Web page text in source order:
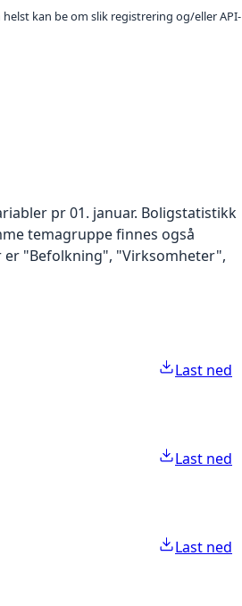
kan be om slik registrering og/eller API-
pr 01. januar. Boligstatistikk
temagruppe finnes også
"Befolkning", "Virksomheter",
Last ned
Last ned
Last ned